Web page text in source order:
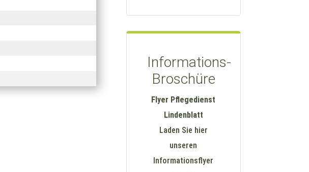
Informations-
Broschüre
Flyer Pflegedienst
Lindenblatt
Laden Sie hier
unseren
Informationsflyer